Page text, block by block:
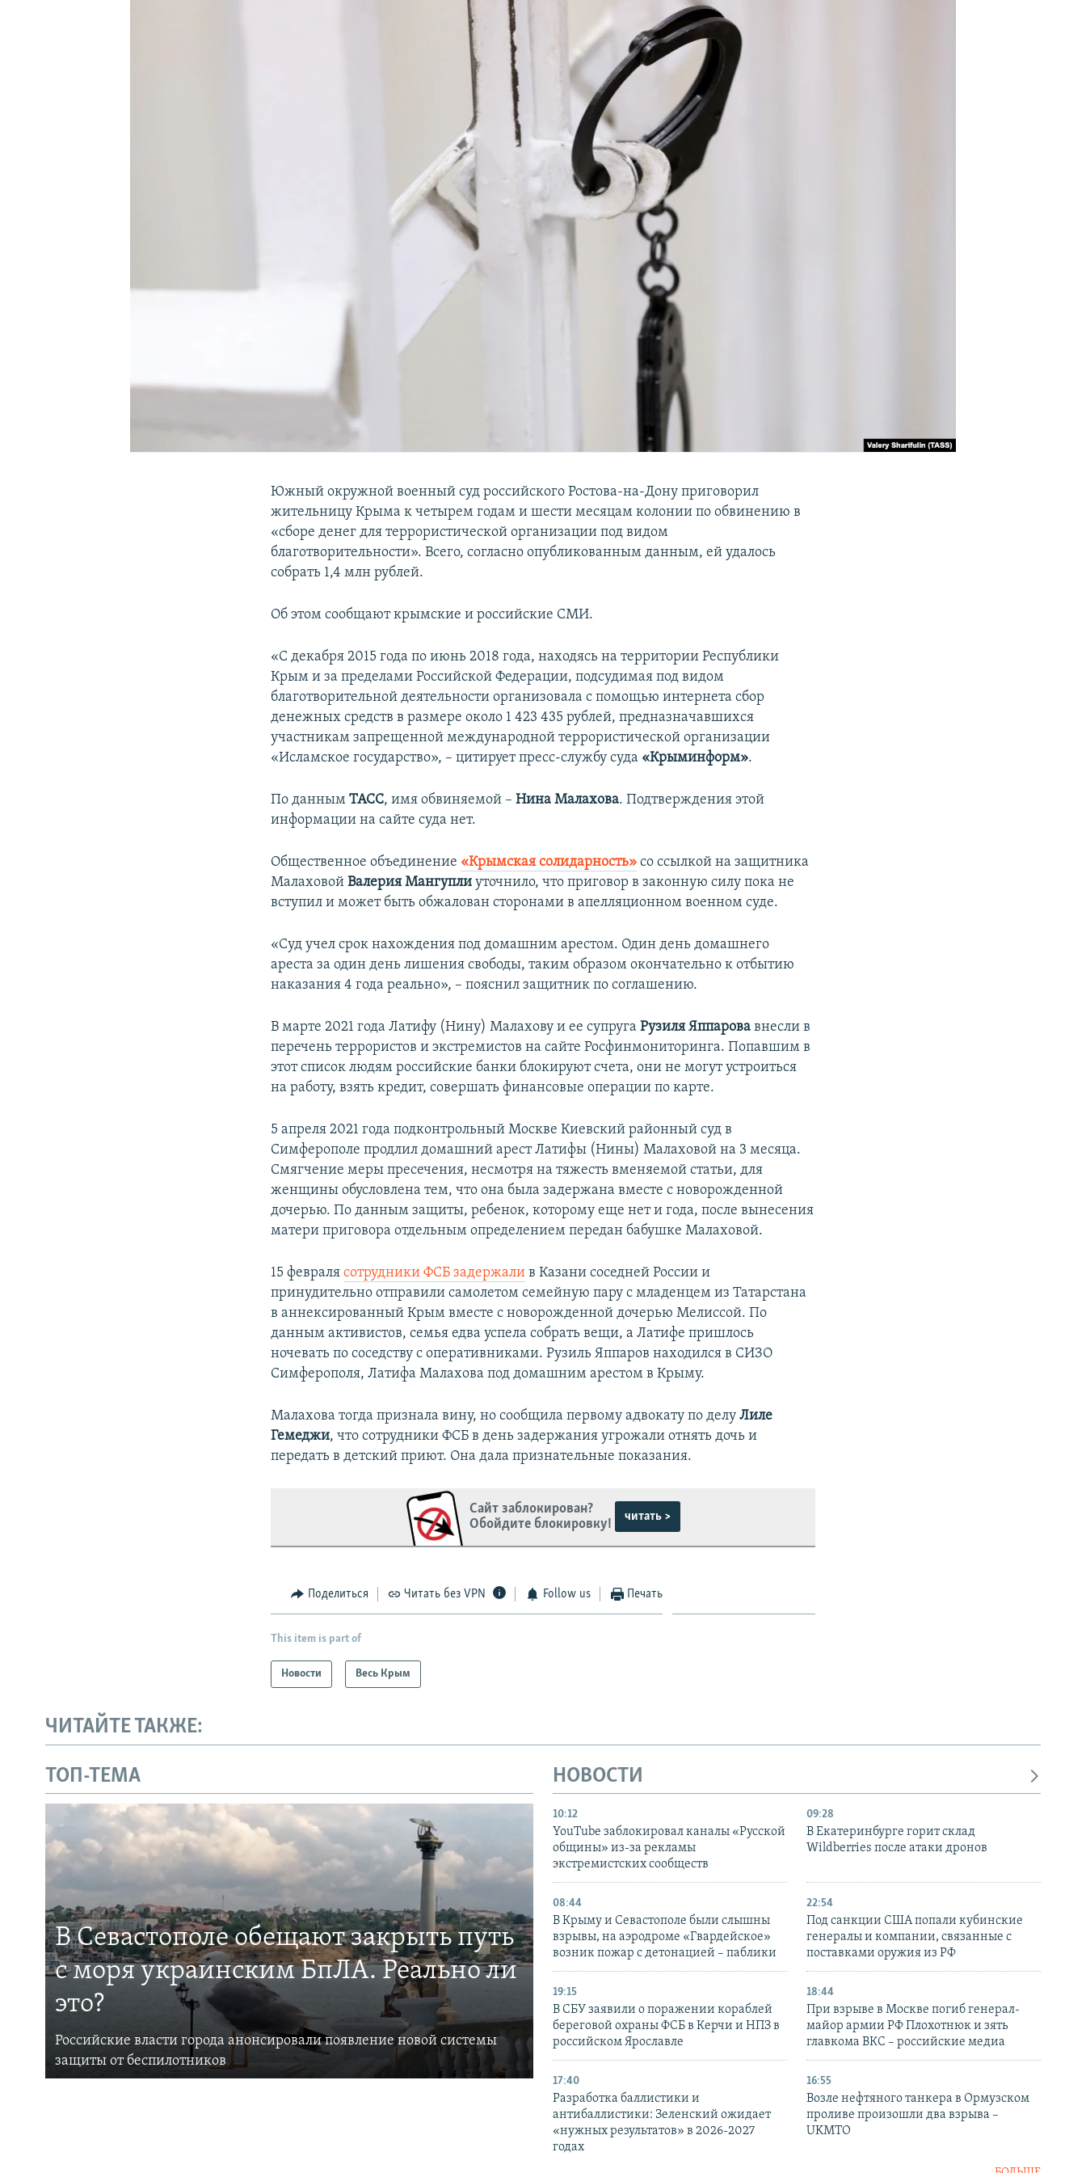
Южный окружной военный суд российского Ростова-на-Дону приговорил
жительницу Крыма к четырем годам и шести месяцам колонии по обвинению в
«сборе денег для террористической организации под видом
благотворительности». Всего, согласно опубликованным данным, ей удалось
собрать 1,4 млн рублей.
Об этом сообщают крымские и российские СМИ.
«С декабря 2015 года по июнь 2018 года, находясь на территории Республики
Крым и за пределами Российской Федерации, подсудимая под видом
благотворительной деятельности организовала с помощью интернета сбор
денежных средств в размере около 1 423 435 рублей, предназначавшихся
участникам запрещенной международной террористической организации
«Исламское государство», – цитирует пресс-службу суда «Крыминформ».
По даннымТАСС, имя обвиняемой –Нина Малахова. Подтверждения этой
информации на сайте суда нет.
Общественное объединение «Крымская солидарность» со ссылкой на защитника
МалаховойВалерия Мангуплиуточнило, что приговор в законную силу пока не
вступил и может быть обжалован сторонами в апелляционном военном суде.
«Суд учел срок нахождения под домашним арестом. Один день домашнего
ареста за один день лишения свободы, таким образом окончательно к отбытию
наказания 4 года реально», – пояснил защитник по соглашению.
В марте 2021 года Латифу (Нину) Малахову и ее супругаРузиля Яппарова внесли в
перечень террористов и экстремистов на сайте Росфинмониторинга. Попавшим в
этот список людям российские банки блокируют счета, они не могут устроиться
на работу, взять кредит, совершать финансовые операции по карте.
5 апреля 2021 года подконтрольный Москве Киевский районный суд в
Симферополе продлил домашний арест Латифы (Нины) Малаховой на 3 месяца.
Смягчение меры пресечения, несмотря на тяжесть вменяемой статьи, для
женщины обусловлена тем, что она была задержана вместе с новорожденной
дочерью. По данным защиты, ребенок, которому еще нет и года, после вынесения
матери приговора отдельным определением передан бабушке Малаховой.
15 февралясотрудники ФСБ задержали в Казани соседней России и
принудительно отправили самолетом семейную пару с младенцем из Татарстана
в аннексированный Крым вместе с новорожденной дочерью Мелиссой. По
данным активистов, семья едва успела собрать вещи, а Латифе пришлось
ночевать по соседству с оперативниками. Рузиль Яппаров находился в СИЗО
Симферополя, Латифа Малахова под домашним арестом в Крыму.
Малахова тогда признала вину, но сообщила первому адвокату по делуЛиле
Гемеджи, что сотрудники ФСБ в день задержания угрожали отнять дочь и
передать в детский приют. Она дала признательные показания.
Сайт заблокирован?
Обойдите блокировку!
читать >
Поделиться Читать без VPN Follow us Печать
This item is part of
Новости Весь Крым
ЧИТАЙТЕ ТАКЖЕ:
ТОП-ТЕМА
В Севастополе обещают закрыть путь
с моря украинским БпЛА. Реально ли
это?
Российские власти города анонсировали появление новой системы
защиты от беспилотников
НОВОСТИ
10:12
YouTube заблокировал каналы «Русской
общины» из-за рекламы
экстремистских сообществ
09:28
В Екатеринбурге горит склад
Wildberries после атаки дронов
08:44
В Крыму и Севастополе были слышны
взрывы, на аэродроме «Гвардейское»
возник пожар с детонацией – паблики
22:54
Под санкции США попали кубинские
генералы и компании, связанные с
поставками оружия из РФ
19:15
В СБУ заявили о поражении кораблей
береговой охраны ФСБ в Керчи и НПЗ в
российском Ярославле
18:44
При взрыве в Москве погиб генерал-
майор армии РФ Плохотнюк и зять
главкома ВКС – российские медиа
17:40
Разработка баллистики и
антибаллистики: Зеленский ожидает
«нужных результатов» в 2026-2027
годах
16:55
Возле нефтяного танкера в Ормузском
проливе произошли два взрыва –
UKMTO